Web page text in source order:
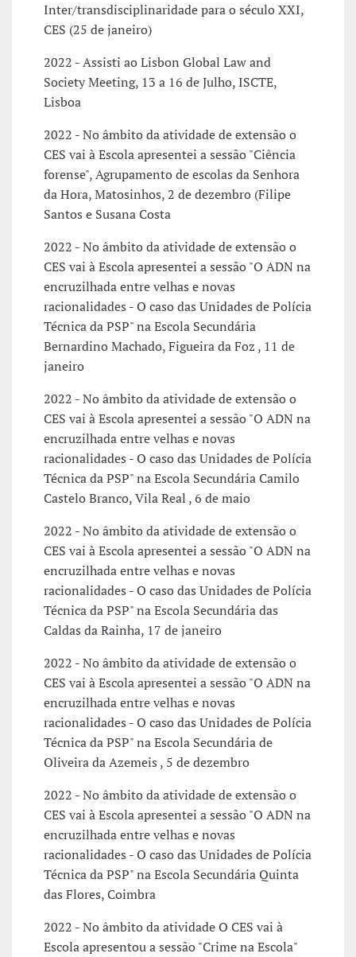
Inter/transdisciplinaridade para o século XXI,
CES (25 de janeiro)
2022 - Assisti ao Lisbon Global Law and
Society Meeting, 13 a 16 de Julho, ISCTE,
Lisboa
2022 - No âmbito da atividade de extensão o
CES vai à Escola apresentei a sessão "Ciência
forense", Agrupamento de escolas da Senhora
da Hora, Matosinhos, 2 de dezembro (Filipe
Santos e Susana Costa
2022 - No âmbito da atividade de extensão o
CES vai à Escola apresentei a sessão "O ADN na
encruzilhada entre velhas e novas
racionalidades - O caso das Unidades de Polícia
Técnica da PSP" na Escola Secundária
Bernardino Machado, Figueira da Foz , 11 de
janeiro
2022 - No âmbito da atividade de extensão o
CES vai à Escola apresentei a sessão "O ADN na
encruzilhada entre velhas e novas
racionalidades - O caso das Unidades de Polícia
Técnica da PSP" na Escola Secundária Camilo
Castelo Branco, Vila Real , 6 de maio
2022 - No âmbito da atividade de extensão o
CES vai à Escola apresentei a sessão "O ADN na
encruzilhada entre velhas e novas
racionalidades - O caso das Unidades de Polícia
Técnica da PSP" na Escola Secundária das
Caldas da Rainha, 17 de janeiro
2022 - No âmbito da atividade de extensão o
CES vai à Escola apresentei a sessão "O ADN na
encruzilhada entre velhas e novas
racionalidades - O caso das Unidades de Polícia
Técnica da PSP" na Escola Secundária de
Oliveira da Azemeis , 5 de dezembro
2022 - No âmbito da atividade de extensão o
CES vai à Escola apresentei a sessão "O ADN na
encruzilhada entre velhas e novas
racionalidades - O caso das Unidades de Polícia
Técnica da PSP" na Escola Secundária Quinta
das Flores, Coimbra
2022 - No âmbito da atividade O CES vai à
Escola apresentou a sessão "Crime na Escola"